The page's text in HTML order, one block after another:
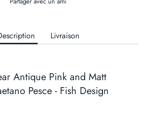
Livraison
Antique Pink and Matt
Pesce - Fish Design